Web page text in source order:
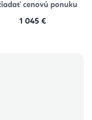
cenovú ponuku
1 045 €